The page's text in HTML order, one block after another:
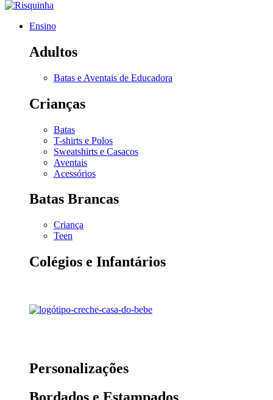
Ensino
Adultos
Batas e Aventais de Educadora
Crianças
Batas
T-shirts e Polos
Sweatshirts e Casacos
Aventais
Acessórios
Batas Brancas
Criança
Teen
Colégios e Infantários
Personalizações